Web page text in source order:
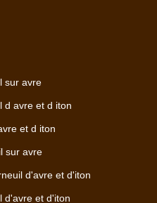
sur avre
d avre et d iton
et d iton
sur avre
d'avre et d'iton
d'avre et d'iton